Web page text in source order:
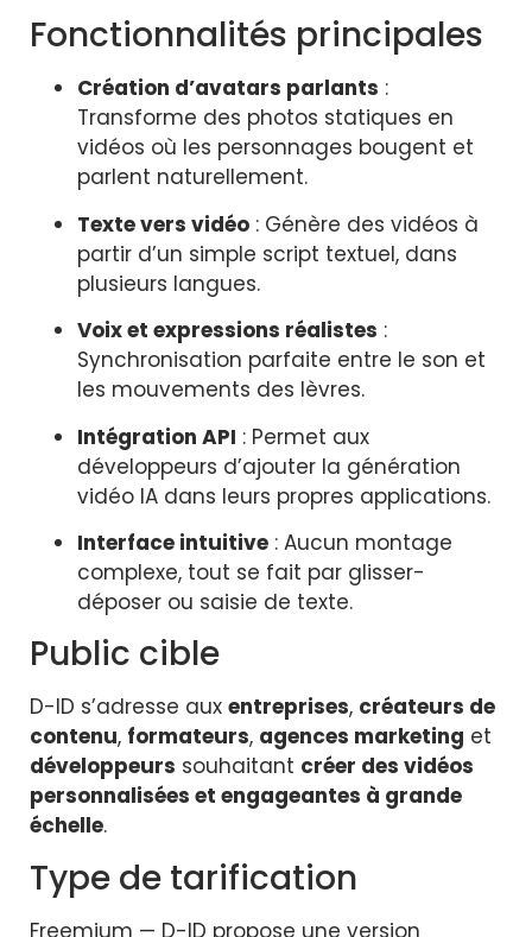
Fonctionnalités principales
Création d’avatars parlants :
Transforme des photos statiques en
vidéos où les personnages bougent et
parlent naturellement.
Texte vers vidéo : Génère des vidéos à
partir d’un simple script textuel, dans
plusieurs langues.
Voix et expressions réalistes :
Synchronisation parfaite entre le son et
les mouvements des lèvres.
Intégration API : Permet aux
développeurs d’ajouter la génération
vidéo IA dans leurs propres applications.
Interface intuitive : Aucun montage
complexe, tout se fait par glisser-
déposer ou saisie de texte.
Public cible
D-ID s’adresse aux entreprises, créateurs de
contenu, formateurs, agences marketing et
développeurs souhaitant créer des vidéos
personnalisées et engageantes à grande
échelle.
Type de tarification
Freemium — D-ID propose une version